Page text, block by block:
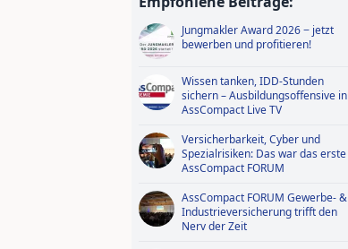
Jungmakler Award 2026 − jetzt
bewerben und profitieren!
Wissen tanken, IDD-Stunden
sichern – Ausbildungsoffensive in
AssCompact Live TV
Versicherbarkeit, Cyber und
Spezialrisiken: Das war das erste
AssCompact FORUM
AssCompact FORUM Gewerbe- &
Industrieversicherung trifft den
Nerv der Zeit